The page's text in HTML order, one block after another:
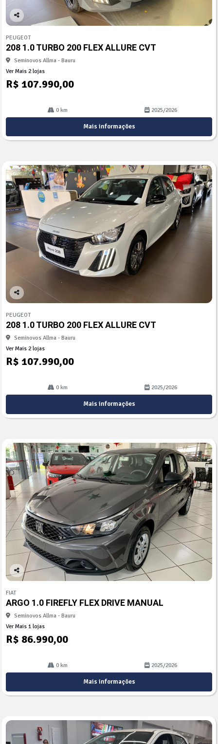
Co
arti
lhe
PEUGEOT
208 1.0 TURBO 200 FLEX ALLURE CVT
Seminovos Allma - Bauru
Ver Mais 2 lojas
R$ 107.990,00
0 km 2025/2026
Mais informações
Co
arti
lhe
PEUGEOT
208 1.0 TURBO 200 FLEX ALLURE CVT
Seminovos Allma - Bauru
Ver Mais 2 lojas
R$ 107.990,00
0 km 2025/2026
Mais informações
Co
arti
lhe
FIAT
ARGO 1.0 FIREFLY FLEX DRIVE MANUAL
Seminovos Allma - Bauru
Ver Mais 1 lojas
R$ 86.990,00
0 km 2025/2026
Mais informações